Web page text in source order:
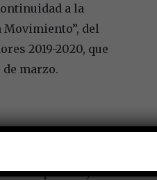
a la
del
2019-2020, que
marzo.
Artes Aplicadas,
por las y los